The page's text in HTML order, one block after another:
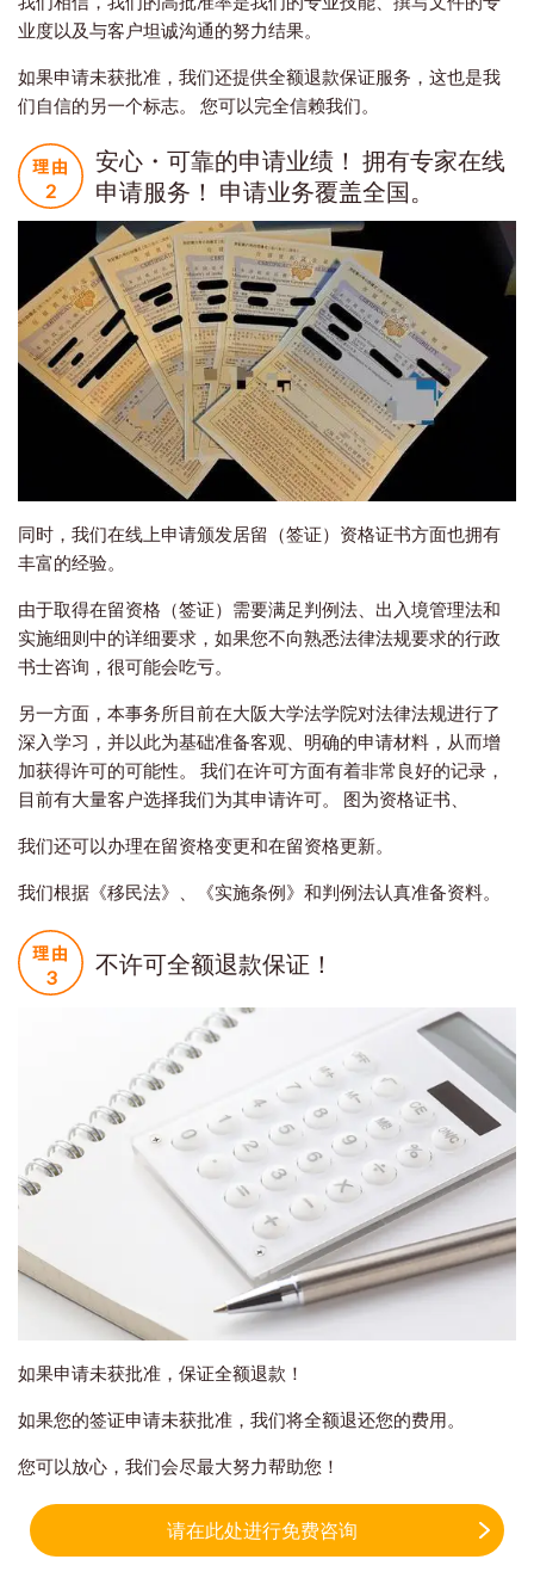
业度以及与客户坦诚沟通的努力结果。
如果申请未获批准，我们还提供全额退款保证服务，这也是我
们自信的另一个标志。 您可以完全信赖我们。
安心・可靠的申请业绩！ 拥有专家在线
申请服务！ 申请业务覆盖全国。
同时，我们在线上申请颁发居留（签证）资格证书方面也拥有
丰富的经验。
由于取得在留资格（签证）需要满足判例法、出入境管理法和
实施细则中的详细要求，如果您不向熟悉法律法规要求的行政
书士咨询，很可能会吃亏。
另一方面，本事务所目前在大阪大学法学院对法律法规进行了
深入学习，并以此为基础准备客观、明确的申请材料，从而增
加获得许可的可能性。 我们在许可方面有着非常良好的记录，
目前有大量客户选择我们为其申请许可。 图为资格证书、
我们还可以办理在留资格变更和在留资格更新。
我们根据《移民法》、《实施条例》和判例法认真准备资料。
不许可全额退款保证！
如果申请未获批准，保证全额退款！
如果您的签证申请未获批准，我们将全额退还您的费用。
您可以放心，我们会尽最大努力帮助您！
请在此处进行免费咨询